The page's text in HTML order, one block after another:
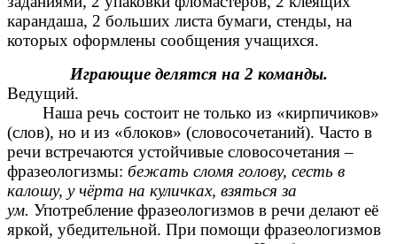
карандаша, 2 больших листа бумаги, стенды, на
которых оформлены сообщения учащихся.
Играющие делятся на 2 команды.
Ведущий.
Наша речь состоит не только из «кирпичиков»
(слов), но и из «блоков» (словосочетаний). Часто в
речи встречаются устойчивые словосочетания –
фразеологизмы: бежать сломя голову, сесть в
калошу, у чёрта на куличках, взяться за
ум. Употребление фразеологизмов в речи делают её
яркой, убедительной. При помощи фразеологизмов